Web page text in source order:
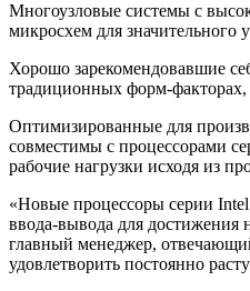
Многоузловые системы с
микросхем для значительного
Хорошо зарекомендовавшие
традиционных форм-факторах,
Оптимизированные для
совместимы с процессорами
рабочие нагрузки исходя из
«Новые процессоры серии
ввода-вывода для достижения
главный менеджер,
удовлетворить постоянно